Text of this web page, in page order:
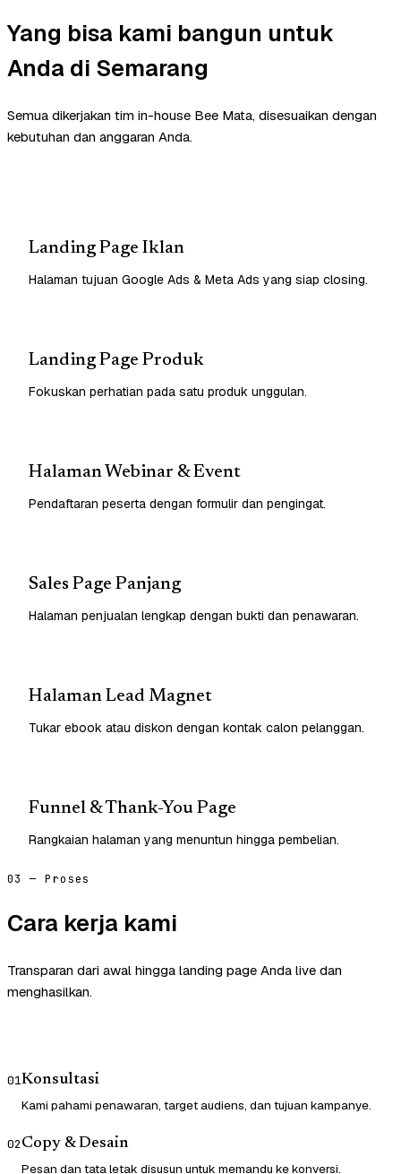
Yang bisa kami bangun untuk
Anda di Semarang
Semua dikerjakan tim in-house Bee Mata, disesuaikan dengan
kebutuhan dan anggaran Anda.
Landing Page Iklan
Halaman tujuan Google Ads & Meta Ads yang siap closing.
Landing Page Produk
Fokuskan perhatian pada satu produk unggulan.
Halaman Webinar & Event
Pendaftaran peserta dengan formulir dan pengingat.
Sales Page Panjang
Halaman penjualan lengkap dengan bukti dan penawaran.
Halaman Lead Magnet
Tukar ebook atau diskon dengan kontak calon pelanggan.
Funnel & Thank-You Page
Rangkaian halaman yang menuntun hingga pembelian.
03 — Proses
Cara kerja kami
Transparan dari awal hingga landing page Anda live dan
menghasilkan.
01Konsultasi
Kami pahami penawaran, target audiens, dan tujuan kampanye.
02Copy & Desain
Pesan dan tata letak disusun untuk memandu ke konversi.